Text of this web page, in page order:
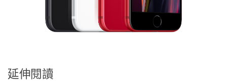
延伸閱讀